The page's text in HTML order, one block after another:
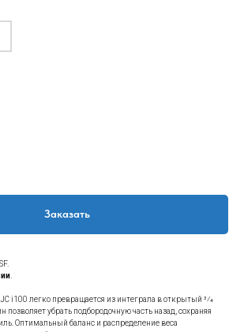
Заказать
i100 легко превращается из интеграла в открытый 3⁄4
убрать подбородочную часть назад, сохраняя
Оптимальный баланс и распределение веса